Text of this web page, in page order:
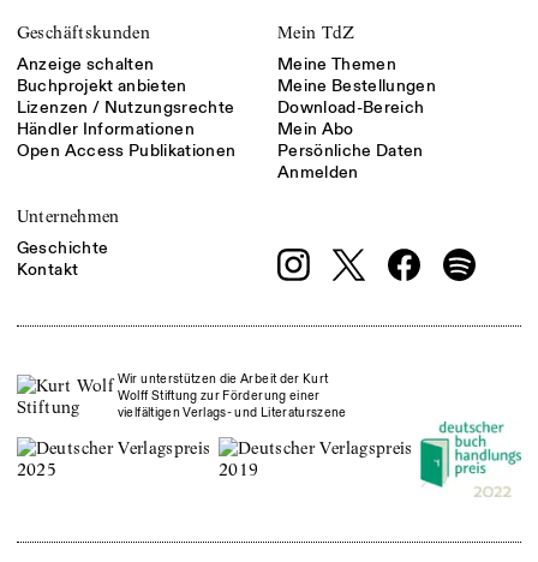
Geschäftskunden
Anzeige schalten
Buchprojekt anbieten
Lizenzen / Nutzungsrechte
Händler Informationen
Open Access Publikationen
Mein TdZ
Meine Themen
Meine Bestellungen
Download-Bereich
Mein Abo
Persönliche Daten
Anmelden
Unternehmen
Geschichte
Kontakt
Wir unterstützen die Arbeit der Kurt
Wolff Stiftung zur Förderung einer
vielfältigen Verlags- und Literaturszene